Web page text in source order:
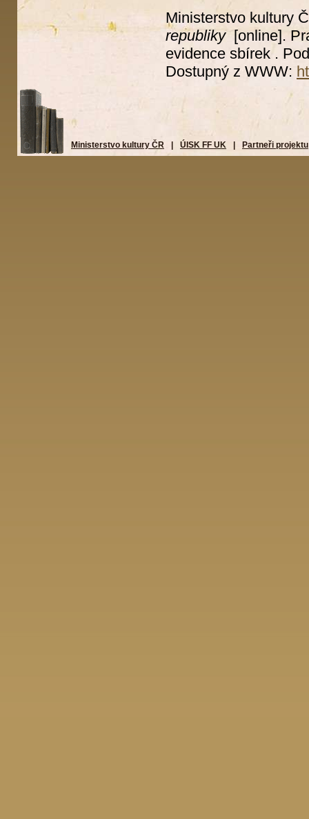
Ministerstvo kultury
republiky[online].
evidence sbírek .
Dostupný z WWW:
Ministerstvo kultury ČR ÚISK FF UK Partneři projektu